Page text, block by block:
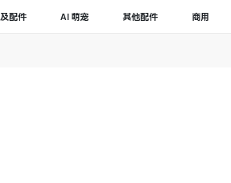
配件 AI 萌宠 其他配件 商用